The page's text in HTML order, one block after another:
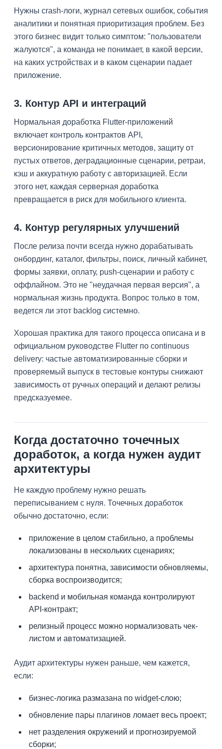
Нужны crash-логи, журнал сетевых ошибок, события
аналитики и понятная приоритизация проблем. Без
этого бизнес видит только симптом: "пользователи
жалуются", а команда не понимает, в какой версии,
на каких устройствах и в каком сценарии падает
приложение.
3. Контур API и интеграций
Нормальная доработка Flutter-приложений
включает контроль контрактов API,
версионирование критичных методов, защиту от
пустых ответов, деградационные сценарии, ретраи,
кэш и аккуратную работу с авторизацией. Если
этого нет, каждая серверная доработка
превращается в риск для мобильного клиента.
4. Контур регулярных улучшений
После релиза почти всегда нужно дорабатывать
онбординг, каталог, фильтры, поиск, личный кабинет,
формы заявки, оплату, push-сценарии и работу с
оффлайном. Это не "неудачная первая версия", а
нормальная жизнь продукта. Вопрос только в том,
ведется ли этот backlog системно.
Хорошая практика для такого процесса описана и в
официальном руководстве Flutter по continuous
delivery: частые автоматизированные сборки и
проверяемый выпуск в тестовые контуры снижают
зависимость от ручных операций и делают релизы
предсказуемее.
Когда достаточно точечных
доработок, а когда нужен аудит
архитектуры
Не каждую проблему нужно решать
переписыванием с нуля. Точечных доработок
обычно достаточно, если:
приложение в целом стабильно, а проблемы
локализованы в нескольких сценариях;
архитектура понятна, зависимости обновляемы,
сборка воспроизводится;
backend и мобильная команда контролируют
API-контракт;
релизный процесс можно нормализовать чек-
листом и автоматизацией.
Аудит архитектуры нужен раньше, чем кажется,
если:
бизнес-логика размазана по widget-слою;
обновление пары плагинов ломает весь проект;
нет разделения окружений и прогнозируемой
сборки;